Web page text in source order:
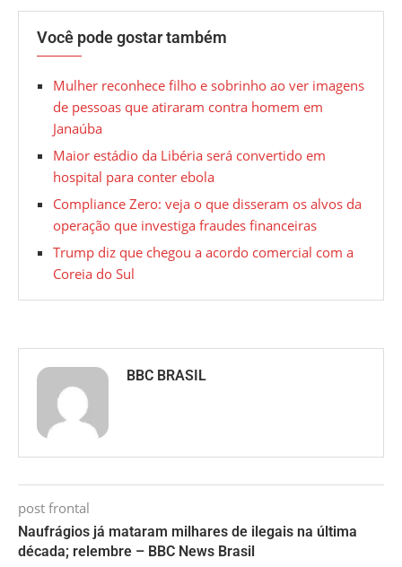
Você pode gostar também
Mulher reconhece filho e sobrinho ao ver imagens
de pessoas que atiraram contra homem em
Janaúba
Maior estádio da Libéria será convertido em
hospital para conter ebola
Compliance Zero: veja o que disseram os alvos da
operação que investiga fraudes financeiras
Trump diz que chegou a acordo comercial com a
Coreia do Sul
BBC BRASIL
post frontal
Naufrágios já mataram milhares de ilegais na última
década; relembre – BBC News Brasil